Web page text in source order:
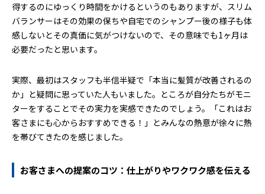
得するのにゆっくり時間をかけるというのもありますが、スリム
バランサーはその効果の保ちや自宅でのシャンプー後の様子も体
感しないとその真価に気がつけないので、その意味でも1ヶ月は
必要だったと思います。
実際、最初はスタッフも半信半疑で「本当に髪質が改善されるの
か」と疑問に思っていた人もいました。ところが自分たちがモニ
ターをすることでその実力を実感できたのでしょう。「これはお
客さまにも心からおすすめできる！」とみんなの熱意が徐々に熱
を帯びてきたのを感じました。
お客さまへの提案のコツ：仕上がりやワクワク感を伝える